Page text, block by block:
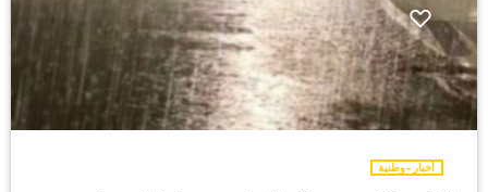
أخبار-وطنية